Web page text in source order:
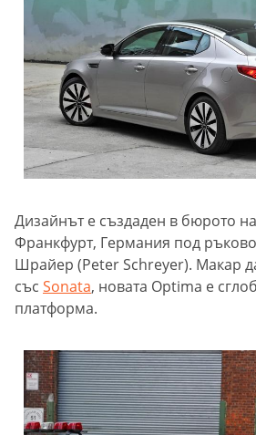
Дизайнът е създаден в бюрото
Франкфурт, Германия под
Шрайер (Peter Schreyer). Макар
със Sonata, новата Optima е
платформа.